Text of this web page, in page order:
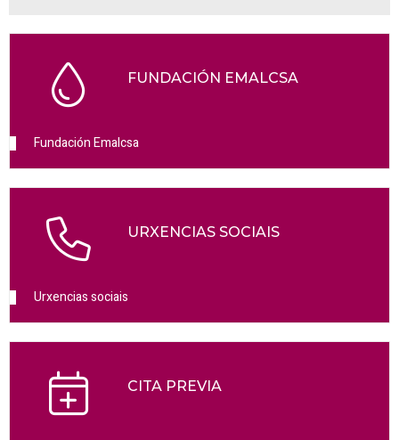
FUNDACIÓN EMALCSA
Fundación Emalcsa
URXENCIAS SOCIAIS
Urxencias sociais
CITA PREVIA